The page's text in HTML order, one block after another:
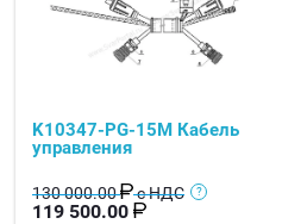
K10347-PG-15M Кабель
управления
130 000.00 с НДС
119 500.00